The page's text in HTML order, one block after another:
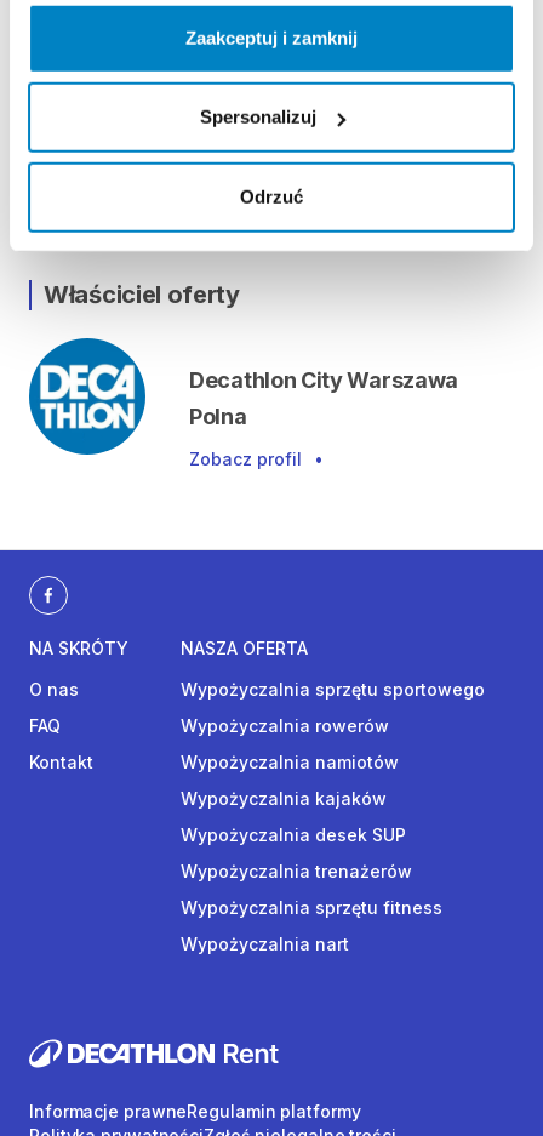
Zaakceptuj i zamknij
Spersonalizuj
Odrzuć
Polna 11, 00-633 Warszawa, Polska
Właściciel oferty
Decathlon City Warszawa
Polna
Zobacz profil •
NA SKRÓTY
O nas
FAQ
Kontakt
NASZA OFERTA
Wypożyczalnia sprzętu sportowego
Wypożyczalnia rowerów
Wypożyczalnia namiotów
Wypożyczalnia kajaków
Wypożyczalnia desek SUP
Wypożyczalnia trenażerów
Wypożyczalnia sprzętu fitness
Wypożyczalnia nart
Informacje prawneRegulamin platformy